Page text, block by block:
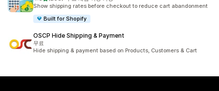
총 리뷰 208개
Show shipping rates before checkout to reduce cart abandonment
Built for Shopify
OSCP Hide Shipping & Payment
무료
Hide shipping & payment based on Products, Customers & Cart